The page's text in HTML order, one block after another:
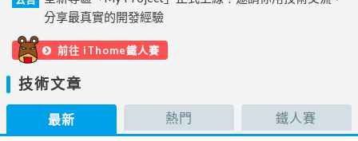
分享最真實的開發經驗
前往 iThome鐵人賽
技術文章
最新 熱門 鐵人賽